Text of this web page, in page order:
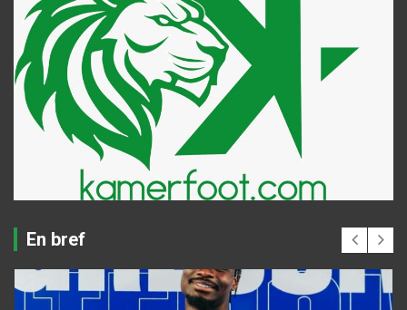
En bref